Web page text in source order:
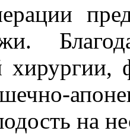
хирургии,
на